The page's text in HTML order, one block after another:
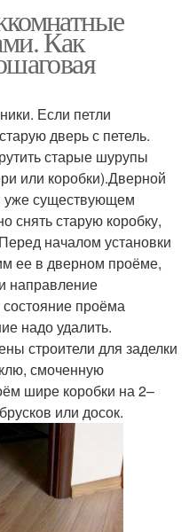
Как
Если петли
дверь с петель.
старые шурупы
или коробки).Дверной
уже существующем
снять старую коробку,
началом установки
ее в дверном проёме,
направление
проёма
надо удалить.
строители для заделки
смоченную
шире коробки на 2–
или досок.